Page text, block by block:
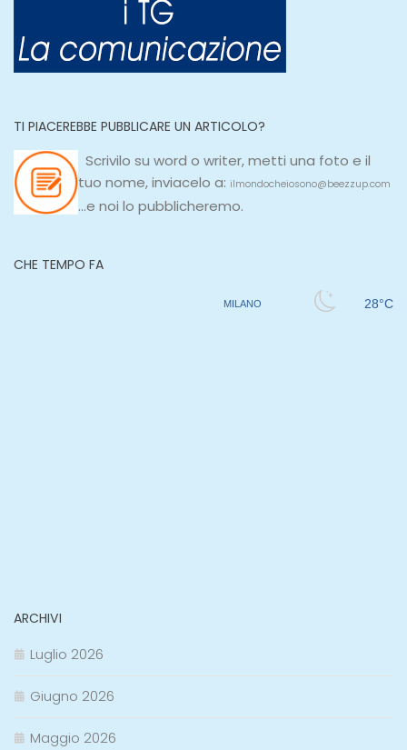
TI PIACEREBBE PUBBLICARE UN ARTICOLO?
Scrivilo su word o writer, metti una foto e il
tuo nome, inviacelo a: ilmondocheiosono@beezzup.com
...e noi lo pubblicheremo.
CHE TEMPO FA
ARCHIVI
Luglio 2026
Giugno 2026
Maggio 2026